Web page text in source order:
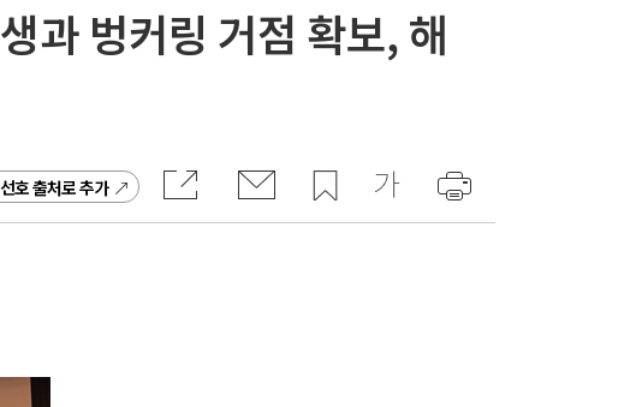
과 벙커링 거점 확보, 해
호 출처로 추가